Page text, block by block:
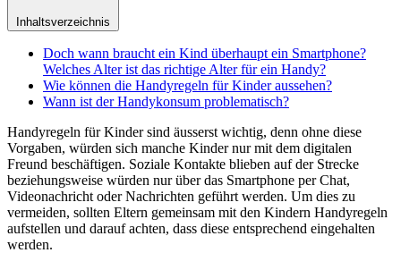
Inhaltsverzeichnis
Doch wann braucht ein Kind überhaupt ein Smartphone?
Welches Alter ist das richtige Alter für ein Handy?
Wie können die Handyregeln für Kinder aussehen?
Wann ist der Handykonsum problematisch?
Handyregeln für Kinder sind äusserst wichtig, denn ohne diese
Vorgaben, würden sich manche Kinder nur mit dem digitalen
Freund beschäftigen. Soziale Kontakte blieben auf der Strecke
beziehungsweise würden nur über das Smartphone per Chat,
Videonachricht oder Nachrichten geführt werden. Um dies zu
vermeiden, sollten Eltern gemeinsam mit den Kindern Handyregeln
aufstellen und darauf achten, dass diese entsprechend eingehalten
werden.